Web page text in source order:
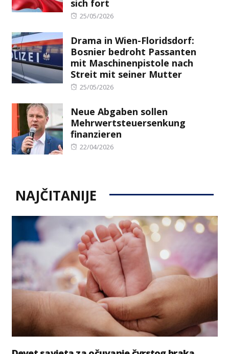
sich fort
Posted
25/05/2026
Drama in Wien-Floridsdorf:
Bosnier bedroht Passanten
mit Maschinenpistole nach
Streit mit seiner Mutter
Posted
25/05/2026
Neue Abgaben sollen
Mehrwertsteuersenkung
finanzieren
Posted
22/04/2026
NAJČITANIJE